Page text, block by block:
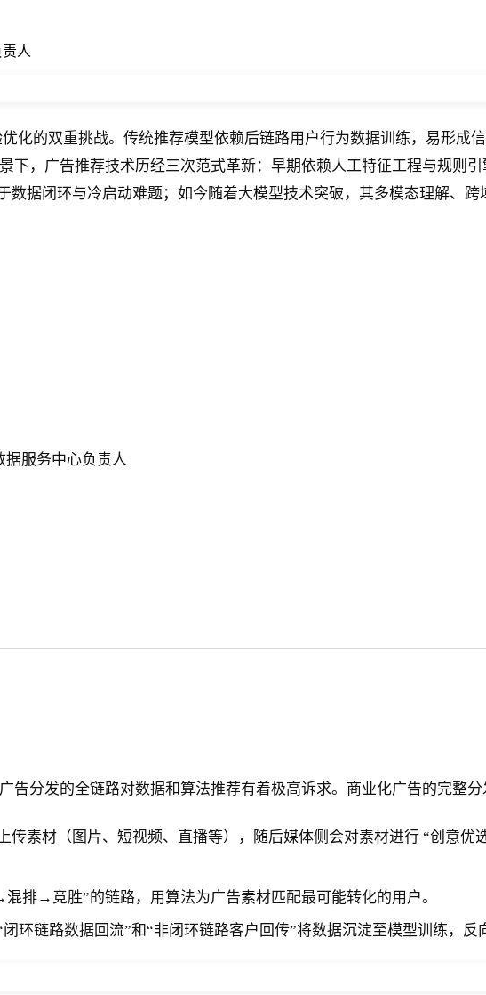
人
化的双重挑战。传统推荐模型依赖后链路用户行为数据训练，易形成
下，广告推荐技术历经三次范式革新：早期依赖人工特征工程与规则
数据闭环与冷启动难题；如今随着大模型技术突破，其多模态理解、
据服务中心负责人
告分发的全链路对数据和算法推荐有着极高诉求。商业化广告的完整
传素材（图片、短视频、直播等），随后媒体侧会对素材进行 “创意
排→竞胜”的链路，用算法为广告素材匹配最可能转化的用户。
环链路数据回流”和“非闭环链路客户回传”将数据沉淀至模型训练，反